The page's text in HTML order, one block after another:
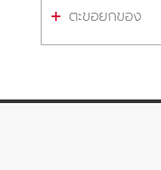
ตะขอยกของ